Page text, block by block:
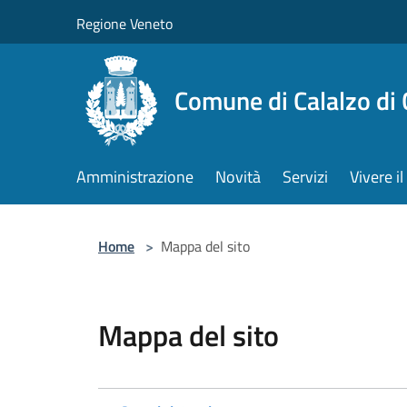
Regione Veneto
Comune di Calalzo di
Amministrazione Novità Servizi Vivere
Home > Mappa del sito
Mappa del sito